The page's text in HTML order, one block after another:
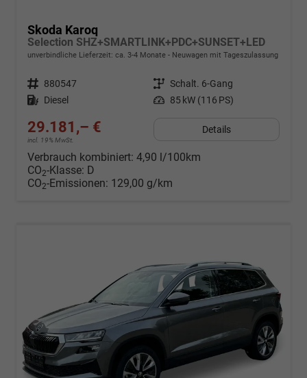
Skoda Karoq
Selection SHZ+SMARTLINK+PDC+SUNSET+LED
unverbindliche Lieferzeit: ca. 3-4 Monate Neuwagen mit Tageszulassung
Fahrzeugnr. 880547 Getriebe Schalt. 6-Gang
Kraftstoff Diesel Leistung 85 kW (116 PS)
29.181,– €
incl. 19% MwSt.
Details
Verbrauch kombiniert: 4,90 l/100km
CO2-Klasse: D
CO2-Emissionen: 129,00 g/km